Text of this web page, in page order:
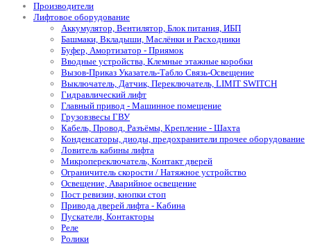
Производители
Лифтовое оборудование
Аккумулятор, Вентилятор, Блок питания, ИБП
Башмаки, Вкладыши, Маслёнки и Расходники
Буфер, Амортизатор - Приямок
Вводные устройства, Клемные этажные коробки
Вызов-Приказ Указатель-Табло Связь-Освещение
Выключатель, Датчик, Переключатель, LIMIT SWITCH
Гидравлический лифт
Главный привод - Машинное помещение
Грузовзвесы ГВУ
Кабель, Провод, Разъёмы, Крепление - Шахта
Конденсаторы, диоды, предохранители прочее оборудование
Ловитель кабины лифта
Микропереключатель, Контакт дверей
Ограничитель скорости / Натяжное устройство
Освещение, Аварийное освещение
Пост ревизии, кнопки стоп
Привода дверей лифта - Кабина
Пускатели, Контакторы
Реле
Ролики